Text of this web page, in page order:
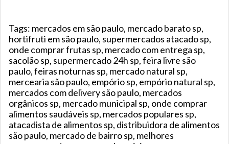
Tags: mercados em são paulo, mercado barato sp,
hortifruti em são paulo, supermercados atacado sp,
onde comprar frutas sp, mercado com entrega sp,
sacolão sp, supermercado 24h sp, feira livre são
paulo, feiras noturnas sp, mercado natural sp,
mercearia são paulo, empório sp, empório natural sp,
mercados com delivery são paulo, mercados
orgânicos sp, mercado municipal sp, onde comprar
alimentos saudáveis sp, mercados populares sp,
atacadista de alimentos sp, distribuidora de alimentos
são paulo, mercado de bairro sp, melhores